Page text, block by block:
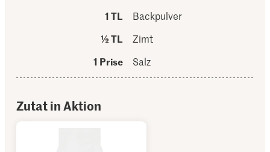
1 TL
Backpulver
½ TL
Zimt
1 Prise
Salz
Zutat in Aktion